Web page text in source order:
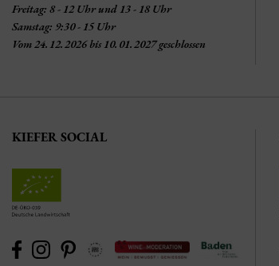
Freitag: 8 - 12 Uhr und 13 - 18 Uhr
Samstag: 9:30 - 15 Uhr
Vom 24.12.2026 bis 10.01.2027 geschlossen
KIEFER SOCIAL